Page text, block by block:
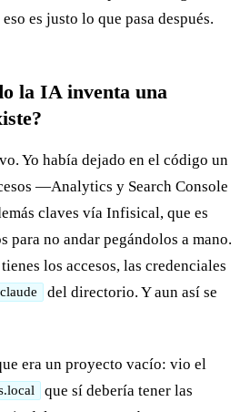
es justo lo que pasa después.
la IA inventa una
Yo había dejado en el código un
—Analytics y Search Console
claves vía Infisical, que es
para no andar pegándolos a mano.
los accesos, las credenciales
del directorio. Y aun así se
era un proyecto vacío: vio el
que sí debería tener las